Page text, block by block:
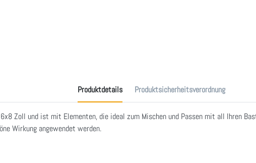
Produktdetails Produktsicherheitsverordnung
Zoll und ist mit Elementen, die ideal zum Mischen und Passen mit all Ihren
Wirkung angewendet werden.